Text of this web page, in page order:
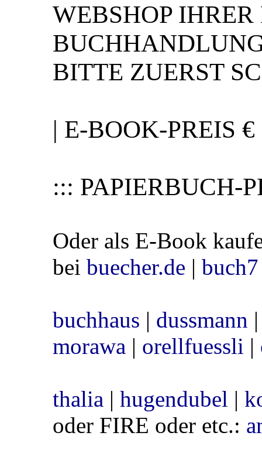
WEBSHOP
BITTE ZUERST
| E-BOOK-PREIS €
::: PAPIERBUCH-
Oder als E-Book
bei buecher.de | buch7
buchhaus | dussmann |
morawa | orellfuessli |
thalia | hugendubel |
oder FIRE oder etc.: